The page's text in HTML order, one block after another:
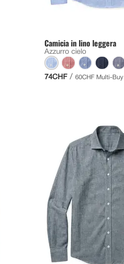
Camicia in lino leggera
Azzurro cielo
74CHF / 60CHF Multi-Buy